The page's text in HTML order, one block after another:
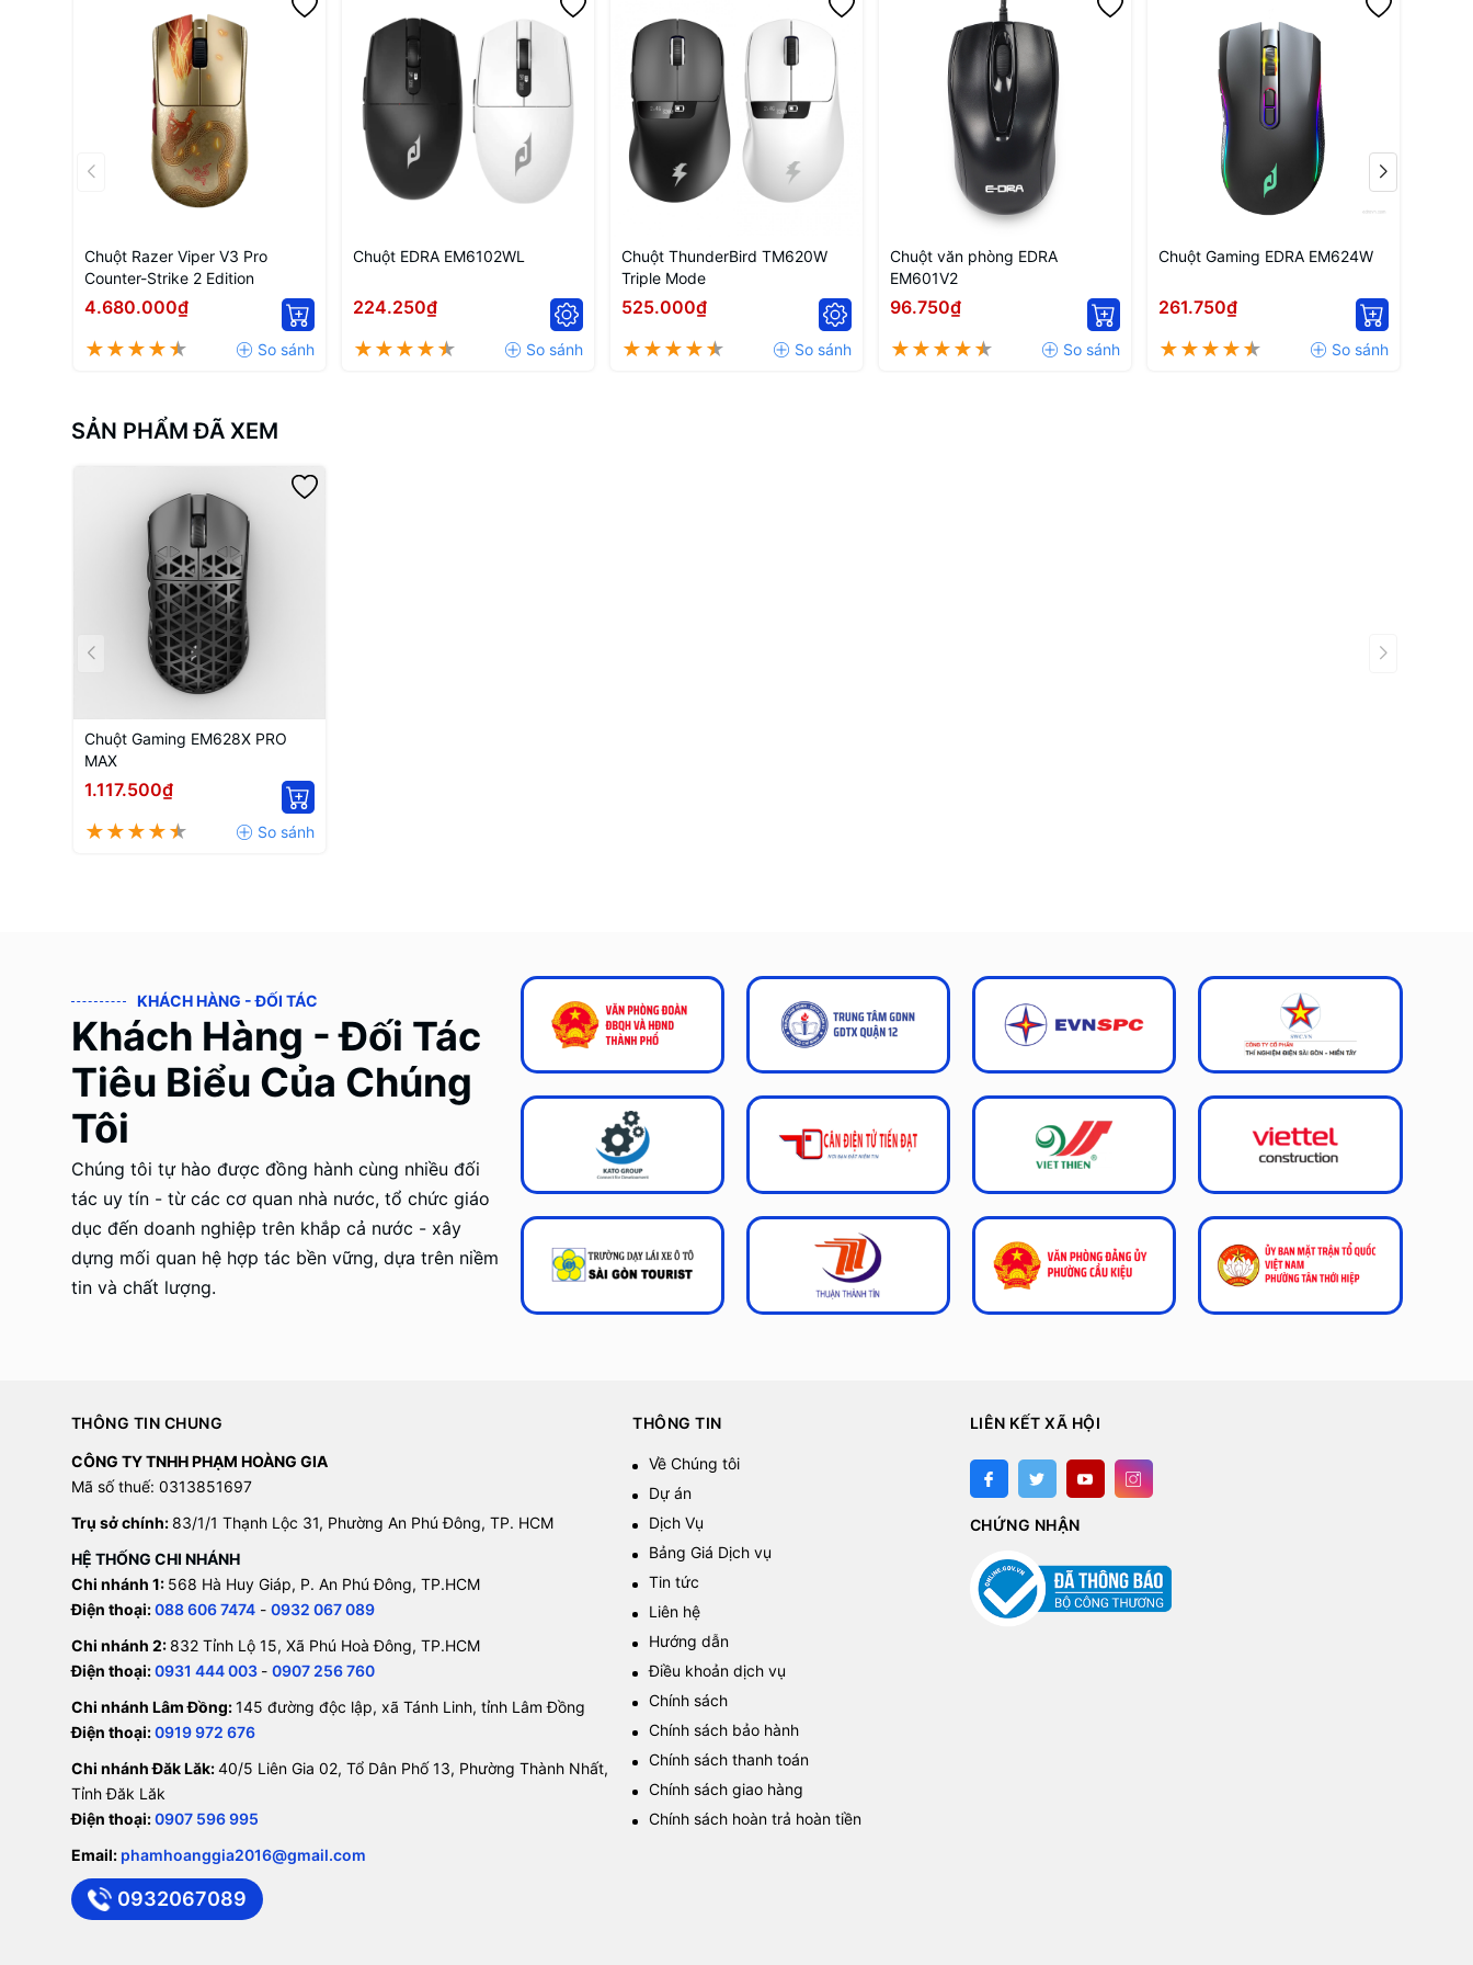
Switch Kailh - 100M Timelife (bất tử)
Dual 8K Polling Rate
Pin 230mAh
Chất liệu Nhựa carbon phủ lớp chống nước.
Màu sắc Đen
Kích thước 119*61*36.7mm
hệ điều hành Windows 98 / 2000 / ME / NT / XP
/ win 7/ win 8/ win 10/ win 11
Chuột Razer Viper V3 Pro
Counter-Strike 2 Edition
4.680.000₫
Chuột EDRA EM6102WL
224.250₫
Chuột ThunderBird TM620W
Triple Mode
525.000₫
Chuột văn phòng EDRA
EM601V2
96.750₫
Chuột Gaming EDRA EM624W
261.750₫
SẢN PHẨM ĐÃ XEM
Chuột Gaming EM628X PRO
MAX
1.117.500₫
KHÁCH HÀNG - ĐỐI TÁC
Khách Hàng - Đối Tác
Tiêu Biểu Của Chúng
Tôi
Chúng tôi tự hào được đồng hành cùng nhiều đối
tác uy tín - từ các cơ quan nhà nước, tổ chức giáo
dục đến doanh nghiệp trên khắp cả nước - xây
dựng mối quan hệ hợp tác bền vững, dựa trên niềm
tin và chất lượng.
THÔNG TIN CHUNG
CÔNG TY TNHH PHẠM HOÀNG GIA
Mã số thuế: 0313851697
Trụ sở chính: 83/1/1 Thạnh Lộc 31, Phường An Phú Đông, TP. HCM
HỆ THỐNG CHI NHÁNH
Chi nhánh 1: 568 Hà Huy Giáp, P. An Phú Đông, TP.HCM
Điện thoại:088 606 7474- 0932 067 089
Chi nhánh 2: 832 Tỉnh Lộ 15, Xã Phú Hoà Đông, TP.HCM
Điện thoại:0931 444 003 - 0907 256 760
Chi nhánh Lâm Đồng:145 đường độc lập, xã Tánh Linh, tỉnh Lâm Đồng
Điện thoại:0919 972 676
Chi nhánh Đăk Lăk:40/5 Liên Gia 02, Tổ Dân Phố 13, Phường Thành Nhất,
Tỉnh Đăk Lăk
Điện thoại:0907 596 995
Email: phamhoanggia2016@gmail.com
0932067089
THÔNG TIN
Về Chúng tôi
Dự án
Dịch Vụ
Bảng Giá Dịch vụ
Tin tức
Liên hệ
Hướng dẫn
Điều khoản dịch vụ
Chính sách
Chính sách bảo hành
Chính sách thanh toán
Chính sách giao hàng
Chính sách hoàn trả hoàn tiền
LIÊN KẾT XÃ HỘI
CHỨNG NHẬN